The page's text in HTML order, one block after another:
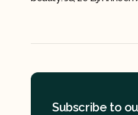
Subscribe to